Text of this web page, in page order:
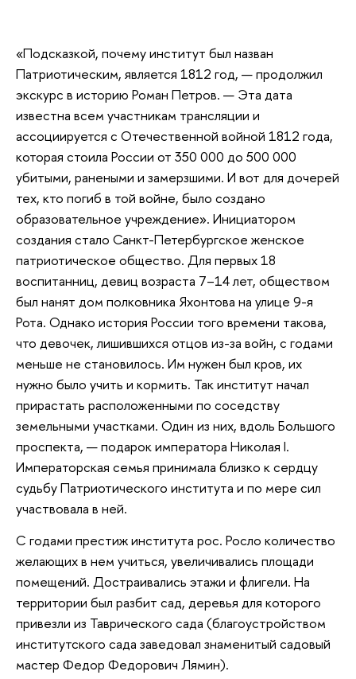
«Подсказкой, почему институт был назван
Патриотическим, является 1812 год, — продолжил
экскурс в историю Роман Петров. — Эта дата
известна всем участникам трансляции и
ассоциируется с Отечественной войной 1812 года,
которая стоила России от 350 000 до 500 000
убитыми, ранеными и замерзшими. И вот для дочерей
тех, кто погиб в той войне, было создано
образовательное учреждение». Инициатором
создания стало Санкт-Петербургское женское
патриотическое общество. Для первых 18
воспитанниц, девиц возраста 7–14 лет, обществом
был нанят дом полковника Яхонтова на улице 9-я
Рота. Однако история России того времени такова,
что девочек, лишившихся отцов из-за войн, с годами
меньше не становилось. Им нужен был кров, их
нужно было учить и кормить. Так институт начал
прирастать расположенными по соседству
земельными участками. Один из них, вдоль Большого
проспекта, — подарок императора Николая I.
Императорская семья принимала близко к сердцу
судьбу Патриотического института и по мере сил
участвовала в ней.
С годами престиж института рос. Росло количество
желающих в нем учиться, увеличивались площади
помещений. Достраивались этажи и флигели. На
территории был разбит сад, деревья для которого
привезли из Таврического сада (благоустройством
институтского сада заведовал знаменитый садовый
мастер Федор Федорович Лямин).